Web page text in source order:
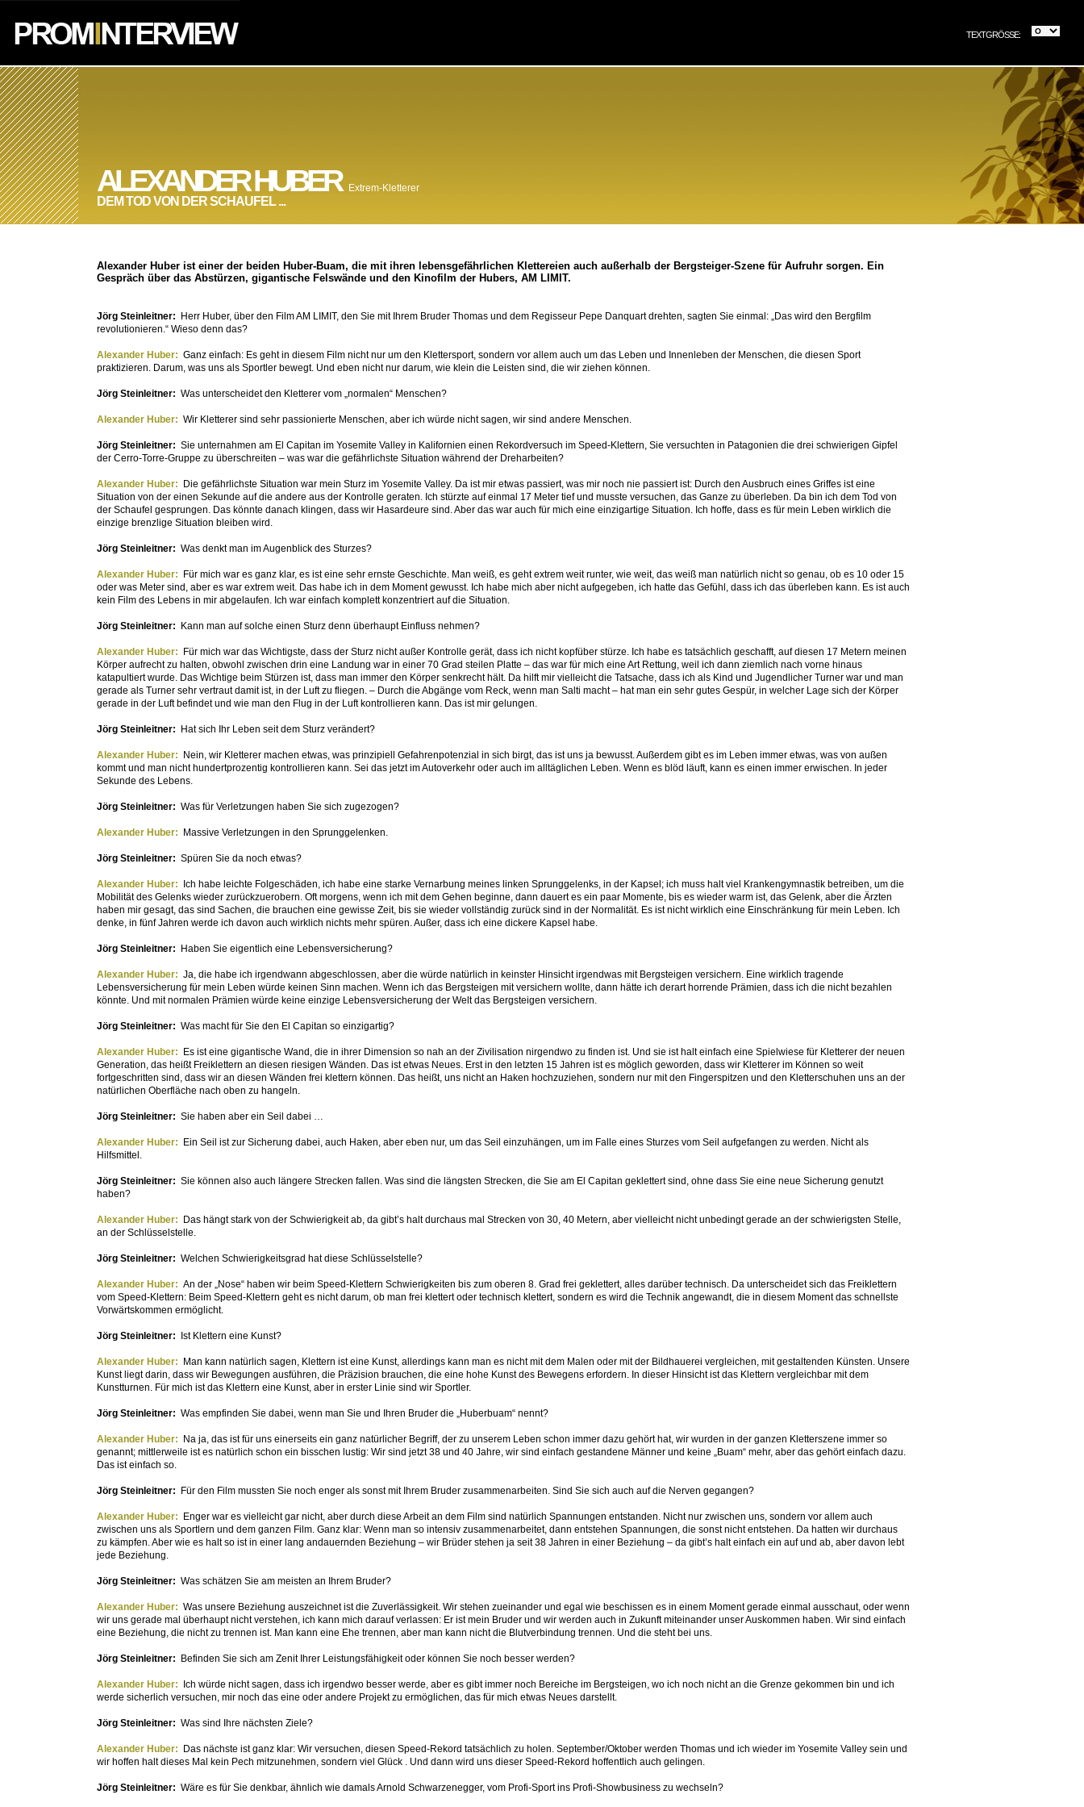
TEXTGRÖSSE:
ALEXANDER HUBER Extrem-Kletterer
DEM TOD VON DER SCHAUFEL ...
Alexander Huber ist einer der beiden Huber-Buam, die mit ihren lebensgefährlichen Klettereien auch außerhalb der Bergsteiger-Szene für Aufruhr sorgen. Ein
Gespräch über das Abstürzen, gigantische Felswände und den Kinofilm der Hubers, AM LIMIT.
Jörg Steinleitner:
Herr Huber, über den Film AM LIMIT, den Sie mit Ihrem Bruder Thomas und dem Regisseur Pepe Danquart drehten, sagten Sie einmal: „Das wird den Bergfilm
revolutionieren.“ Wieso denn das?
Alexander Huber: Ganz einfach: Es geht in diesem Film nicht nur um den Klettersport, sondern vor allem auch um das Leben und Innenleben der Menschen, die diesen Sport
praktizieren. Darum, was uns als Sportler bewegt. Und eben nicht nur darum, wie klein die Leisten sind, die wir ziehen können.
Jörg Steinleitner: Was unterscheidet den Kletterer vom „normalen“ Menschen?
Alexander Huber: Wir Kletterer sind sehr passionierte Menschen, aber ich würde nicht sagen, wir sind andere Menschen.
Jörg Steinleitner: Sie unternahmen am El Capitan im Yosemite Valley in Kalifornien einen Rekordversuch im Speed-Klettern, Sie versuchten in Patagonien die drei schwierigen Gipfel
der Cerro-Torre-Gruppe zu überschreiten – was war die gefährlichste Situation während der Dreharbeiten?
Alexander Huber:
Die gefährlichste Situation war mein Sturz im Yosemite Valley. Da ist mir etwas passiert, was mir noch nie passiert ist: Durch den Ausbruch eines Griffes ist eine
Situation von der einen Sekunde auf die andere aus der Kontrolle geraten. Ich stürzte auf einmal 17 Meter tief und musste versuchen, das Ganze zu überleben. Da bin ich dem Tod von
der Schaufel gesprungen. Das könnte danach klingen, dass wir Hasardeure sind. Aber das war auch für mich eine einzigartige Situation. Ich hoffe, dass es für mein Leben wirklich die
einzige brenzlige Situation bleiben wird.
Jörg Steinleitner: Was denkt man im Augenblick des Sturzes?
Alexander Huber:
Für mich war es ganz klar, es ist eine sehr ernste Geschichte. Man weiß, es geht extrem weit runter, wie weit, das weiß man natürlich nicht so genau, ob es 10 oder 15
oder was Meter sind, aber es war extrem weit. Das habe ich in dem Moment gewusst. Ich habe mich aber nicht aufgegeben, ich hatte das Gefühl, dass ich das überleben kann. Es ist auch
kein Film des Lebens in mir abgelaufen. Ich war einfach komplett konzentriert auf die Situation.
Jörg Steinleitner: Kann man auf solche einen Sturz denn überhaupt Einfluss nehmen?
Alexander Huber:
Für mich war das Wichtigste, dass der Sturz nicht außer Kontrolle gerät, dass ich nicht kopfüber stürze. Ich habe es tatsächlich geschafft, auf diesen 17 Metern meinen
Körper aufrecht zu halten, obwohl zwischen drin eine Landung war in einer 70 Grad steilen Platte – das war für mich eine Art Rettung, weil ich dann ziemlich nach vorne hinaus
katapultiert wurde. Das Wichtige beim Stürzen ist, dass man immer den Körper senkrecht hält. Da hilft mir vielleicht die Tatsache, dass ich als Kind und Jugendlicher Turner war und man
gerade als Turner sehr vertraut damit ist, in der Luft zu fliegen. – Durch die Abgänge vom Reck, wenn man Salti macht – hat man ein sehr gutes Gespür, in welcher Lage sich der Körper
gerade in der Luft befindet und wie man den Flug in der Luft kontrollieren kann. Das ist mir gelungen.
Jörg Steinleitner: Hat sich Ihr Leben seit dem Sturz verändert?
Alexander Huber:
Nein, wir Kletterer machen etwas, was prinzipiell Gefahrenpotenzial in sich birgt, das ist uns ja bewusst. Außerdem gibt es im Leben immer etwas, was von außen
kommt und man nicht hundertprozentig kontrollieren kann. Sei das jetzt im Autoverkehr oder auch im alltäglichen Leben. Wenn es blöd läuft, kann es einen immer erwischen. In jeder
Sekunde des Lebens.
Jörg Steinleitner: Was für Verletzungen haben Sie sich zugezogen?
Alexander Huber: Massive Verletzungen in den Sprunggelenken.
Jörg Steinleitner: Spüren Sie da noch etwas?
Alexander Huber:
Ich habe leichte Folgeschäden, ich habe eine starke Vernarbung meines linken Sprunggelenks, in der Kapsel; ich muss halt viel Krankengymnastik betreiben, um die
Mobilität des Gelenks wieder zurückzuerobern. Oft morgens, wenn ich mit dem Gehen beginne, dann dauert es ein paar Momente, bis es wieder warm ist, das Gelenk, aber die Ärzten
haben mir gesagt, das sind Sachen, die brauchen eine gewisse Zeit, bis sie wieder vollständig zurück sind in der Normalität. Es ist nicht wirklich eine Einschränkung für mein Leben. Ich
denke, in fünf Jahren werde ich davon auch wirklich nichts mehr spüren. Außer, dass ich eine dickere Kapsel habe.
Jörg Steinleitner: Haben Sie eigentlich eine Lebensversicherung?
Alexander Huber: Ja, die habe ich irgendwann abgeschlossen, aber die würde natürlich in keinster Hinsicht irgendwas mit Bergsteigen versichern. Eine wirklich tragende
Lebensversicherung für mein Leben würde keinen Sinn machen. Wenn ich das Bergsteigen mit versichern wollte, dann hätte ich derart horrende Prämien, dass ich die nicht bezahlen
könnte. Und mit normalen Prämien würde keine einzige Lebensversicherung der Welt das Bergsteigen versichern.
Jörg Steinleitner: Was macht für Sie den El Capitan so einzigartig?
Alexander Huber:
Es ist eine gigantische Wand, die in ihrer Dimension so nah an der Zivilisation nirgendwo zu finden ist. Und sie ist halt einfach eine Spielwiese für Kletterer der neuen
Generation, das heißt Freiklettern an diesen riesigen Wänden. Das ist etwas Neues. Erst in den letzten 15 Jahren ist es möglich geworden, dass wir Kletterer im Können so weit
fortgeschritten sind, dass wir an diesen Wänden frei klettern können. Das heißt, uns nicht an Haken hochzuziehen, sondern nur mit den Fingerspitzen und den Kletterschuhen uns an der
natürlichen Oberfläche nach oben zu hangeln.
Jörg Steinleitner: Sie haben aber ein Seil dabei …
Alexander Huber:
Ein Seil ist zur Sicherung dabei, auch Haken, aber eben nur, um das Seil einzuhängen, um im Falle eines Sturzes vom Seil aufgefangen zu werden. Nicht als
Hilfsmittel.
Jörg Steinleitner: Sie können also auch längere Strecken fallen. Was sind die längsten Strecken, die Sie am El Capitan geklettert sind, ohne dass Sie eine neue Sicherung genutzt
haben?
Alexander Huber:
Das hängt stark von der Schwierigkeit ab, da gibt’s halt durchaus mal Strecken von 30, 40 Metern, aber vielleicht nicht unbedingt gerade an der schwierigsten Stelle,
an der Schlüsselstelle.
Jörg Steinleitner: Welchen Schwierigkeitsgrad hat diese Schlüsselstelle?
Alexander Huber: An der „Nose“ haben wir beim Speed-Klettern Schwierigkeiten bis zum oberen 8. Grad frei geklettert, alles darüber technisch. Da unterscheidet sich das Freiklettern
vom Speed-Klettern: Beim Speed-Klettern geht es nicht darum, ob man frei klettert oder technisch klettert, sondern es wird die Technik angewandt, die in diesem Moment das schnellste
Vorwärtskommen ermöglicht.
Jörg Steinleitner: Ist Klettern eine Kunst?
Alexander Huber:
Man kann natürlich sagen, Klettern ist eine Kunst, allerdings kann man es nicht mit dem Malen oder mit der Bildhauerei vergleichen, mit gestaltenden Künsten. Unsere
Kunst liegt darin, dass wir Bewegungen ausführen, die Präzision brauchen, die eine hohe Kunst des Bewegens erfordern. In dieser Hinsicht ist das Klettern vergleichbar mit dem
Kunstturnen. Für mich ist das Klettern eine Kunst, aber in erster Linie sind wir Sportler.
Jörg Steinleitner: Was empfinden Sie dabei, wenn man Sie und Ihren Bruder die „Huberbuam“ nennt?
Alexander Huber:
Na ja, das ist für uns einerseits ein ganz natürlicher Begriff, der zu unserem Leben schon immer dazu gehört hat, wir wurden in der ganzen Kletterszene immer so
genannt; mittlerweile ist es natürlich schon ein bisschen lustig: Wir sind jetzt 38 und 40 Jahre, wir sind einfach gestandene Männer und keine „Buam“ mehr, aber das gehört einfach dazu.
Das ist einfach so.
Jörg Steinleitner: Für den Film mussten Sie noch enger als sonst mit Ihrem Bruder zusammenarbeiten. Sind Sie sich auch auf die Nerven gegangen?
Alexander Huber:
Enger war es vielleicht gar nicht, aber durch diese Arbeit an dem Film sind natürlich Spannungen entstanden. Nicht nur zwischen uns, sondern vor allem auch
zwischen uns als Sportlern und dem ganzen Film. Ganz klar: Wenn man so intensiv zusammenarbeitet, dann entstehen Spannungen, die sonst nicht entstehen. Da hatten wir durchaus
zu kämpfen. Aber wie es halt so ist in einer lang andauernden Beziehung – wir Brüder stehen ja seit 38 Jahren in einer Beziehung – da gibt’s halt einfach ein auf und ab, aber davon lebt
jede Beziehung.
Jörg Steinleitner: Was schätzen Sie am meisten an Ihrem Bruder?
Alexander Huber: Was unsere Beziehung auszeichnet ist die Zuverlässigkeit. Wir stehen zueinander und egal wie beschissen es in einem Moment gerade einmal ausschaut, oder wenn
wir uns gerade mal überhaupt nicht verstehen, ich kann mich darauf verlassen: Er ist mein Bruder und wir werden auch in Zukunft miteinander unser Auskommen haben. Wir sind einfach
eine Beziehung, die nicht zu trennen ist. Man kann eine Ehe trennen, aber man kann nicht die Blutverbindung trennen. Und die steht bei uns.
Jörg Steinleitner: Befinden Sie sich am Zenit Ihrer Leistungsfähigkeit oder können Sie noch besser werden?
Alexander Huber:
Ich würde nicht sagen, dass ich irgendwo besser werde, aber es gibt immer noch Bereiche im Bergsteigen, wo ich noch nicht an die Grenze gekommen bin und ich
werde sicherlich versuchen, mir noch das eine oder andere Projekt zu ermöglichen, das für mich etwas Neues darstellt.
Jörg Steinleitner: Was sind Ihre nächsten Ziele?
Alexander Huber:
Das nächste ist ganz klar: Wir versuchen, diesen Speed-Rekord tatsächlich zu holen. September/Oktober werden Thomas und ich wieder im Yosemite Valley sein und
wir hoffen halt dieses Mal kein Pech mitzunehmen, sondern viel Glück . Und dann wird uns dieser Speed-Rekord hoffentlich auch gelingen.
Jörg Steinleitner: Wäre es für Sie denkbar, ähnlich wie damals Arnold Schwarzenegger, vom Profi-Sport ins Profi-Showbusiness zu wechseln?